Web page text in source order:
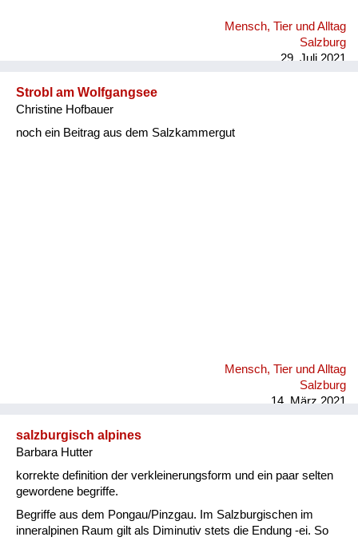
Mensch, Tier und Alltag
Salzburg
29. Juli 2021
Strobl am Wolfgangsee
Christine Hofbauer
noch ein Beitrag aus dem Salzkammergut
Mensch, Tier und Alltag
Salzburg
14. März 2021
salzburgisch alpines
Barbara Hutter
korrekte definition der verkleinerungsform und ein paar selten
gewordene begriffe.
Begriffe aus dem Pongau/Pinzgau. Im Salzburgischen im
inneralpinen Raum gilt als Diminutiv stets die Endung -ei. So